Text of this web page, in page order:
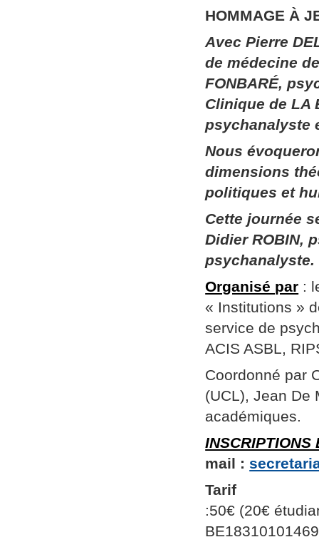
HOMMAGE À
Avec Pierre
de médecine
FONBARÉ,
Clinique de LA
psychanalyste
Nous
dimensions
politiques et
Cette journée
Didier ROBIN,
psychanalyste.
Organisé par :
« Institutions »
service de
ACIS ASBL,
Coordonné par
(UCL), Jean De
académiques.
INSCRIPTIONS
mail :
Tarif
:50€ (20€